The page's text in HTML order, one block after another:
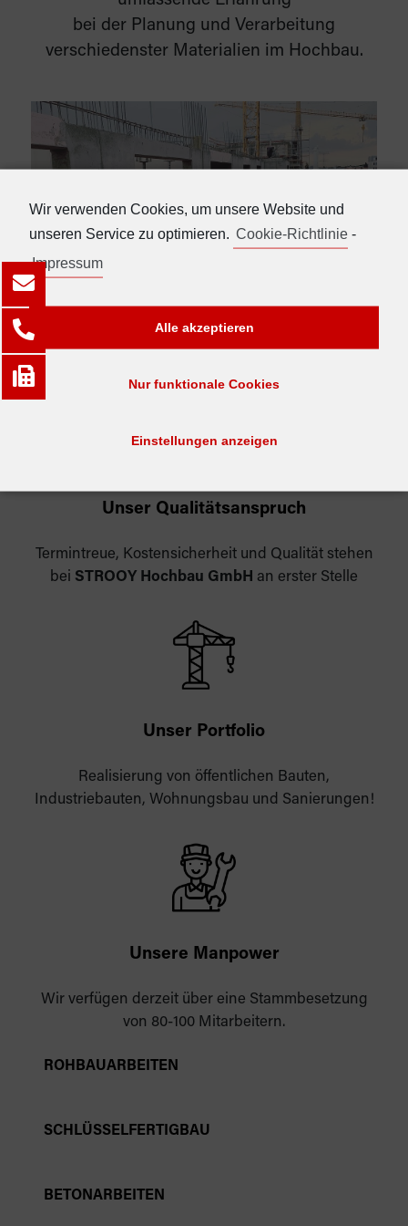
Wir verwenden Cookies, um unsere Website und
unseren Service zu optimieren. Cookie-Richtlinie -
Impressum
Alle akzeptieren
Nur funktionale Cookies
Einstellungen anzeigen
bei der Planung und Verarbeitung
verschiedenster Materialien im Hochbau.
Unser Qualitätsanspruch
Termintreue, Kostensicherheit und Qualität stehen
bei STROOY Hochbau GmbH an erster Stelle
Unser Portfolio
Realisierung von öffentlichen Bauten,
Industriebauten, Wohnungsbau und Sanierungen!
Unsere Manpower
Wir verfügen derzeit über eine Stammbesetzung
von 80-100 Mitarbeitern.
ROHBAUARBEITEN
SCHLÜSSELFERTIGBAU
BETONARBEITEN